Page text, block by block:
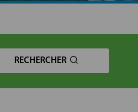
RECHERCHER